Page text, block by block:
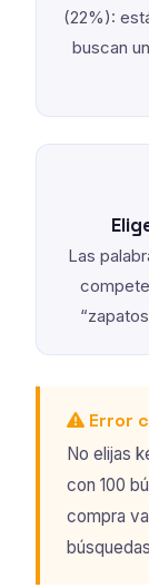
(22%):
buscan
Las
Error
No elijas
con 100
compra